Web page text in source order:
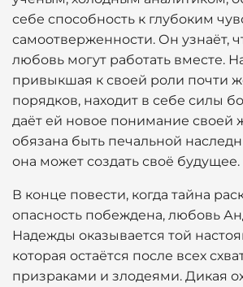
себе способность к глубоким
самоотверженности. Он узнаёт,
любовь могут работать вместе.
привыкшая к своей роли почти
порядков, находит в себе силы
даёт ей новое понимание своей
обязана быть печальной
она может создать своё будущее.
В конце повести, когда тайна
опасность побеждена, любовь
Надежды оказывается той
которая остаётся после всех
призраками и злодеями. Дикая